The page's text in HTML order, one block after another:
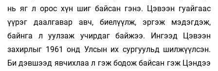
нь яг л орос хүн шиг байсан гэнэ. Цэвээн гуай­гаас
үүрэг даалгавар авч, биелүүлж, эргэж мэ­дэгдэж,
байнга л уулзаж учирдаг бай­жээ. Ингээд Цэвээн
захирлыг 1961 онд Улсын их сургуульд шилжүүлсэн.
Би дэвшээд явчихлаа л гэж бодож бай­сан гэж Цэндээ